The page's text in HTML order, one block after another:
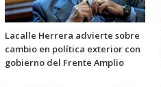
Lacalle Herrera advierte sobre
cambio en política exterior con
gobierno del Frente Amplio